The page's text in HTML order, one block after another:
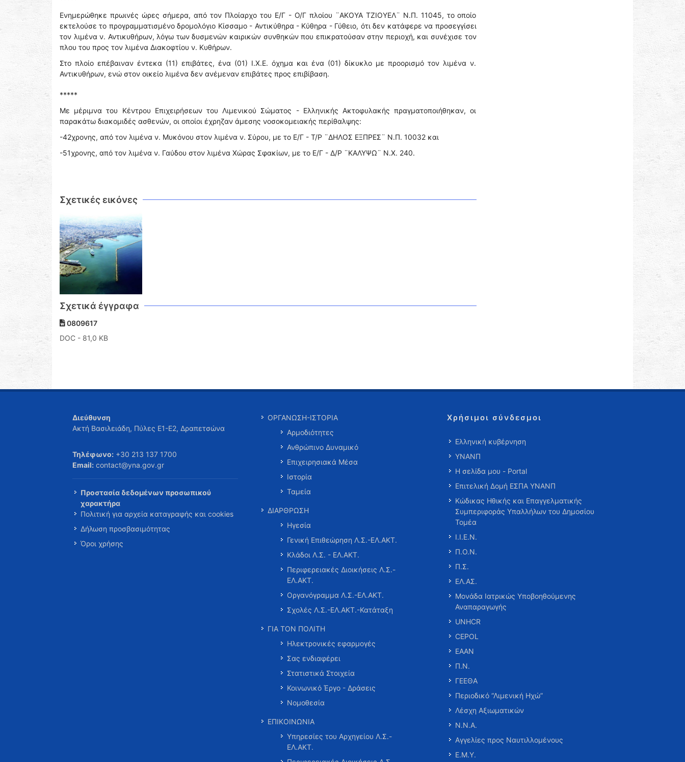
Ενημερώθηκε πρωινές ώρες σήμερα, από τον Πλοίαρχο του Ε/Γ - Ο/Γ πλοίου ¨ΑΚΟΥΑ ΤΖΙΟΥΕΛ¨ Ν.Π. 11045, το οποίο
εκτελούσε το προγραμματισμένο δρομολόγιο Κίσσαμο - Αντικύθηρα - Κύθηρα - Γύθειο, ότι δεν κατάφερε να προσεγγίσει
τον λιμένα ν. Αντικυθήρων, λόγω των δυσμενών καιρικών συνθηκών που επικρατούσαν στην περιοχή, και συνέχισε τον
πλου του προς τον λιμένα Διακοφτίου ν. Κυθήρων.
Στο πλοίο επέβαιναν έντεκα (11) επιβάτες, ένα (01) Ι.Χ.Ε. όχημα και ένα (01) δίκυκλο με προορισμό τον λιμένα ν.
Αντικυθήρων, ενώ στον οικείο λιμένα δεν ανέμεναν επιβάτες προς επιβίβαση.
*****
Με μέριμνα του Κέντρου Επιχειρήσεων του Λιμενικού Σώματος - Ελληνικής Ακτοφυλακής πραγματοποιήθηκαν, οι
παρακάτω διακομιδές ασθενών, οι οποίοι έχρηζαν άμεσης νοσοκομειακής περίθαλψης:
-42χρονης, από τον λιμένα ν. Μυκόνου στον λιμένα ν. Σύρου, με το Ε/Γ - Τ/Ρ ¨ΔΗΛΟΣ ΕΞΠΡΕΣ¨ Ν.Π. 10032 και
-51χρονης, από τον λιμένα ν. Γαύδου στον λιμένα Χώρας Σφακίων, με το Ε/Γ - Δ/Ρ ¨ΚΑΛΥΨΩ¨ Ν.Χ. 240.
Σχετικές εικόνες
Σχετικά έγγραφα
0809617
DOC - 81,0 KB
Διεύθυνση
Ακτή Βασιλειάδη, Πύλες Ε1-Ε2, Δραπετσώνα
Τηλέφωνο: +30 213 137 1700
Email: contact@yna.gov.gr
Προστασία δεδομένων προσωπικού
χαρακτήρα
Πολιτική για αρχεία καταγραφής και cookies
Δήλωση προσβασιμότητας
Όροι χρήσης
ΟΡΓΑΝΩΣΗ-ΙΣΤΟΡΙΑ
Αρμοδιότητες
Ανθρώπινο Δυναμικό
Επιχειρησιακά Μέσα
Ιστορία
Ταμεία
ΔΙΑΡΘΡΩΣΗ
Ηγεσία
Γενική Επιθεώρηση Λ.Σ.-ΕΛ.ΑΚΤ.
Κλάδοι Λ.Σ. - ΕΛ.ΑΚΤ.
Περιφερειακές Διοικήσεις Λ.Σ.-
ΕΛ.ΑΚΤ.
Οργανόγραμμα Λ.Σ.-ΕΛ.ΑΚΤ.
Σχολές Λ.Σ.-ΕΛ.ΑΚΤ.-Κατάταξη
ΓΙΑ ΤΟΝ ΠΟΛΙΤΗ
Ηλεκτρονικές εφαρμογές
Σας ενδιαφέρει
Στατιστικά Στοιχεία
Κοινωνικό Έργο - Δράσεις
Νομοθεσία
ΕΠΙΚΟΙΝΩΝΙΑ
Υπηρεσίες του Αρχηγείου Λ.Σ.-
ΕΛ.ΑΚΤ.
Χρήσιμοι σύνδεσμοι
Ελληνική κυβέρνηση
ΥΝΑΝΠ
Η σελίδα μου - Portal
Επιτελική Δομή ΕΣΠΑ ΥΝΑΝΠ
Κώδικας Ηθικής και Επαγγελματικής
Συμπεριφοράς Υπαλλήλων του Δημοσίου
Τομέα
Ι.Ι.Ε.Ν.
Π.Ο.Ν.
Π.Σ.
ΕΛ.ΑΣ.
Μονάδα Ιατρικώς Υποβοηθούμενης
Αναπαραγωγής
UNHCR
CEPOL
ΕΑΑΝ
Π.Ν.
ΓΕΕΘΑ
Περιοδικό “Λιμενική Ηχώ”
Λέσχη Αξιωματικών
Ν.Ν.Α.
Αγγελίες προς Ναυτιλλομένους
Ε.Μ.Υ.